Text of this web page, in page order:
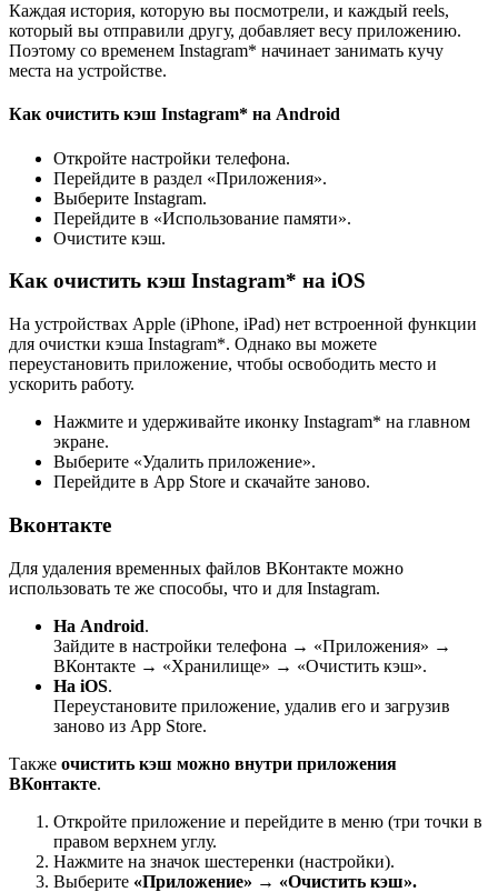
Каждая история, которую вы посмотрели, и каждый reels,
который вы отправили другу, добавляет весу приложению.
Поэтому со временем Instagram* начинает занимать кучу
места на устройстве.
Как очистить кэш Instagram* на Android
Откройте настройки телефона.
Перейдите в раздел «Приложения».
Выберите Instagram.
Перейдите в «Использование памяти».
Очистите кэш.
Как очистить кэш Instagram* на iOS
На устройствах Apple (iPhone, iPad) нет встроенной функции
для очистки кэша Instagram*. Однако вы можете
переустановить приложение, чтобы освободить место и
ускорить работу.
Нажмите и удерживайте иконку Instagram* на главном
экране.
Выберите «Удалить приложение».
Перейдите в App Store и скачайте заново.
Вконтакте
Для удаления временных файлов ВКонтакте можно
использовать те же способы, что и для Instagram.
На Android.
Зайдите в настройки телефона → «Приложения» →
ВКонтакте → «Хранилище» → «Очистить кэш».
На iOS.
Переустановите приложение, удалив его и загрузив
заново из App Store.
Также очистить кэш можно внутри приложения
ВКонтакте.
Откройте приложение и перейдите в меню (три точки в
правом верхнем углу.
Нажмите на значок шестеренки (настройки).
Выберите «Приложение» → «Очистить кэш».